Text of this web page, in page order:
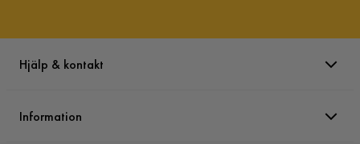
Hjälp & kontakt
Information